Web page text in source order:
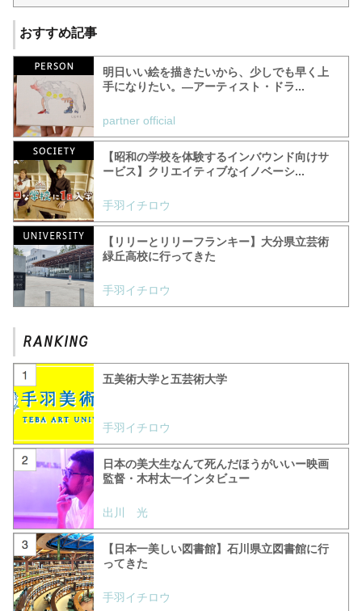
おすすめ記事
明日いい絵を描きたいから、少しでも早く上
手になりたい。—アーティスト・ドラ...
partner official
【昭和の学校を体験するインバウンド向けサ
ービス】クリエイティブなイノベーシ...
手羽イチロウ
【リリーとリリーフランキー】大分県立芸術
緑丘高校に行ってきた
手羽イチロウ
五美術大学と五芸術大学
手羽イチロウ
日本の美大生なんて死んだほうがいいー映画
監督・木村太一インタビュー
出川 光
【日本一美しい図書館】石川県立図書館に行
ってきた
手羽イチロウ